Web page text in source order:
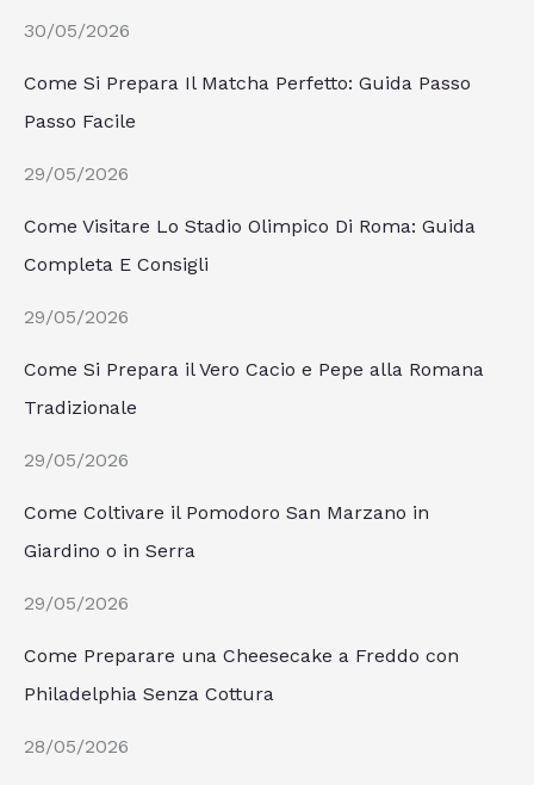
30/05/2026
Come Si Prepara Il Matcha Perfetto: Guida Passo
Passo Facile
29/05/2026
Come Visitare Lo Stadio Olimpico Di Roma: Guida
Completa E Consigli
29/05/2026
Come Si Prepara il Vero Cacio e Pepe alla Romana
Tradizionale
29/05/2026
Come Coltivare il Pomodoro San Marzano in
Giardino o in Serra
29/05/2026
Come Preparare una Cheesecake a Freddo con
Philadelphia Senza Cottura
28/05/2026